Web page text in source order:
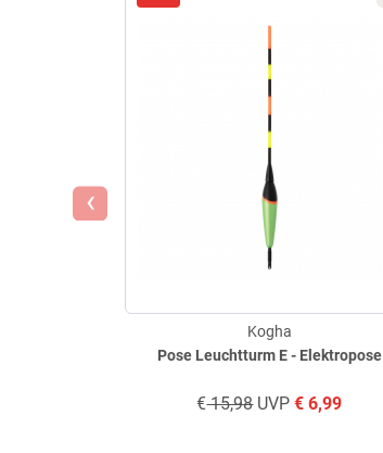
Pose Leuchtturm E - Elektropose
Kogha
€15,98UVP € 6,99
‹